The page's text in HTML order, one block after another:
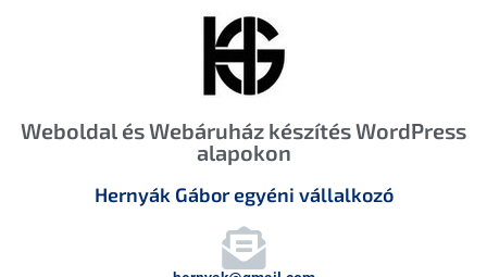
Weboldal és Webáruház készítés WordPress
alapokon
Hernyák Gábor egyéni vállalkozó